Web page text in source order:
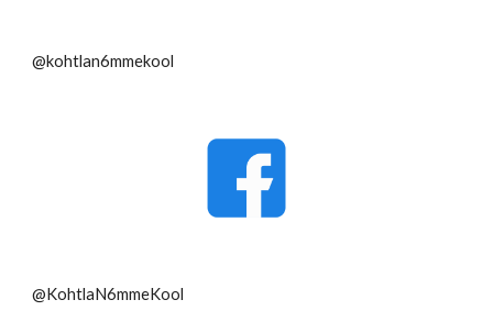
@kohtlan6mmekool
@KohtlaN6mmeKool